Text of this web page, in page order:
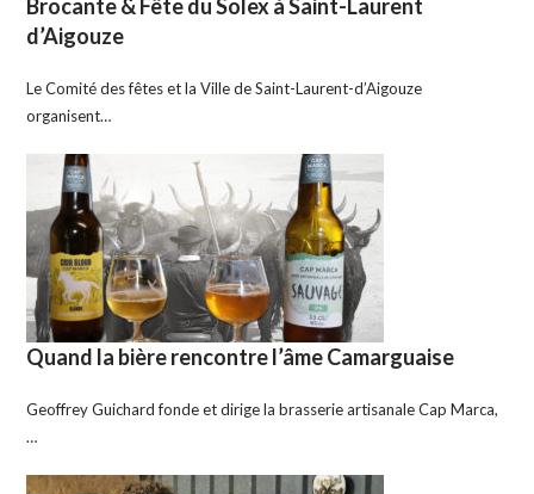
Brocante & Fête du Solex à Saint-Laurent
d’Aigouze
Le Comité des fêtes et la Ville de Saint-Laurent-d’Aigouze
organisent…
Quand la bière rencontre l’âme Camarguaise
Geoffrey Guichard fonde et dirige la brasserie artisanale Cap Marca,
…